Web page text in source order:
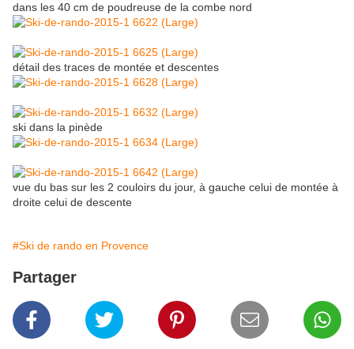
dans les 40 cm de poudreuse de la combe nord
détail des traces de montée et descentes
ski dans la pinède
vue du bas sur les 2 couloirs du jour, à gauche celui de montée à
droite celui de descente
#Ski de rando en Provence
Partager